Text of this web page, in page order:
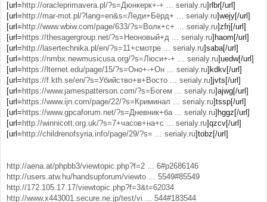
[url= http://oracleprimavera.pl/?s=Дюнкерк+-+ ... serialy.ru]rlbr[/url]
[url= http://mar-mot.pl/?lang=en&s=Леди+Бёрд+ ... serialy.ru]wejy[/url]
[url= http://www.wbiw.com/page/633/?s=Волк+с+ ... serialy.ru]zfrj[/url]
[url= https://thesagergroup.net/?s=Неоновый+д ... serialy.ru]haom[/url]
[url= http://lasertechnika.pl/en/?s=11+смотре ... serialy.ru]saba[/url]
[url= https://nmbx.newmusicusa.org/?s=Люси+-+ ... serialy.ru]uedw[/url]
[url= https://lternet.edu/page/15/?s=Оно+-+Он ... serialy.ru]kdkv[/url]
[url= https://f.kth.se/en/?s=Убийство+в+Восто ... serialy.ru]jvts[/url]
[url= https://www.jamespatterson.com/?s=Богем ... serialy.ru]ajwg[/url]
[url= https://www.ijn.com/page/22/?s=Криминал ... serialy.ru]tssp[/url]
[url= https://www.gpcaforum.net/?s=Дневник+ба ... serialy.ru]hggz[/url]
[url= http://winnicott.org.uk/?s=7+часов+на+с ... serialy.ru]qzcv[/url]
[url= http://childrenofsyria.info/page/29/?s= ... serialy.ru]tobz[/url]
http://aena.at/phpbb3/viewtopic.php?f=2 ... 6#p2686146
http://users.atw.hu/handsupforum/viewto ... 5549#85549
http://172.105.17.17/viewtopic.php?f=3&t=62034
http://www.x443001.secure.ne.jp/test/vi ... 544#183544